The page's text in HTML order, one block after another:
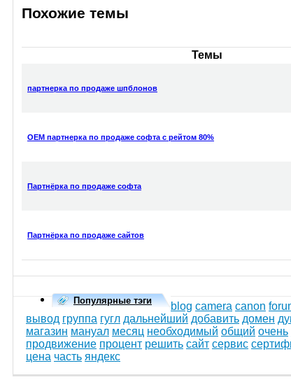
Похожие темы
Темы
партнерка по продаже шпблонов
OEM партнерка по продаже софта с рейтом 80%
Партнёрка по продаже софта
Партнёрка по продаже сайтов
Популярные тэги blog camera canon
вывод группа гугл дальнейший добавить домен
магазин мануал месяц необходимый общий очень
продвижение процент решить сайт сервис
цена часть яндекс